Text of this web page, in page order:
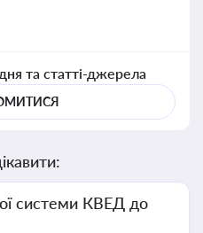
та статті-джерела
системи КВЕД до